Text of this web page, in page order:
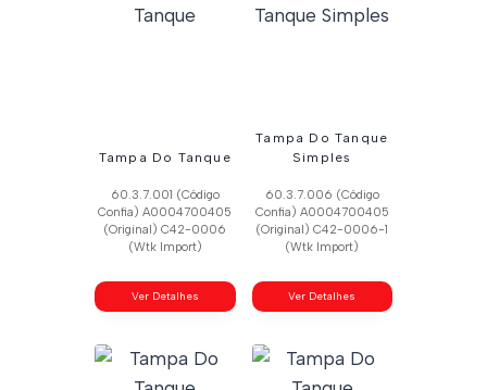
Tampa Do Tanque
60.3.7.001 (Código
Confia) A0004700405
(Original) C42-0006
(Wtk Import)
Ver Detalhes
Tampa Do Tanque
Simples
60.3.7.006 (Código
Confia) A0004700405
(Original) C42-0006-1
(Wtk Import)
Ver Detalhes